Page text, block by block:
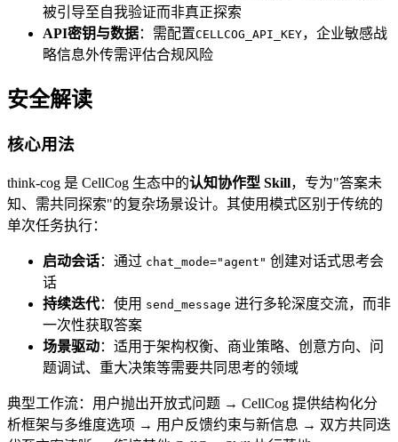
被引导至自我验证而非真正探索
API密钥与数据：需配置CELLCOG_API_KEY，企业敏感战
略信息外传需评估合规风险
安全解读
核心用法
think-cog 是 CellCog 生态中的认知协作型 Skill，专为"答案未
知、需共同探索"的复杂场景设计。其使用模式区别于传统的
单次任务执行：
启动会话：通过 chat_mode="agent" 创建对话式思考会
话
持续迭代：使用 send_message 进行多轮深度交流，而非
一次性获取答案
场景驱动：适用于架构权衡、商业策略、创意方向、问
题调试、重大决策等需要共同思考的领域
典型工作流：用户抛出开放式问题 → CellCog 提供结构化分
析框架与多维度选项 → 用户反馈约束与新信息 → 双方共同迭